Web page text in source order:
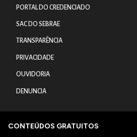
PORTAL DO CREDENCIADO
SAC DO SEBRAE
TRANSPARÊNCIA
PRIVACIDADE
OUVIDORIA
DENUNCIA
CONTEÚDOS GRATUITOS